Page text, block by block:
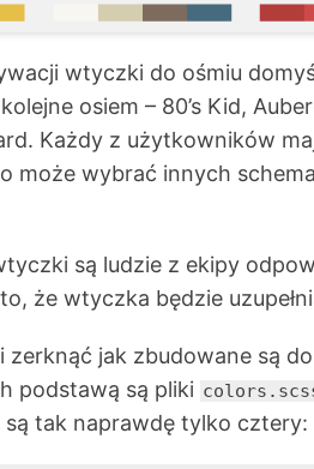
wtyczki do ośmiu
osiem – 80’s Kid,
Każdy z użytkowników
może wybrać innych
są ludzie z ekipy
że wtyczka będzie
zerknąć jak zbudowane są
podstawą są pliki
tak naprawdę tylko cztery: